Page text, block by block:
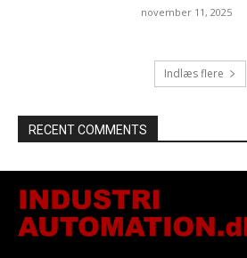
november 11, 2025
Indlæs flere
RECENT COMMENTS